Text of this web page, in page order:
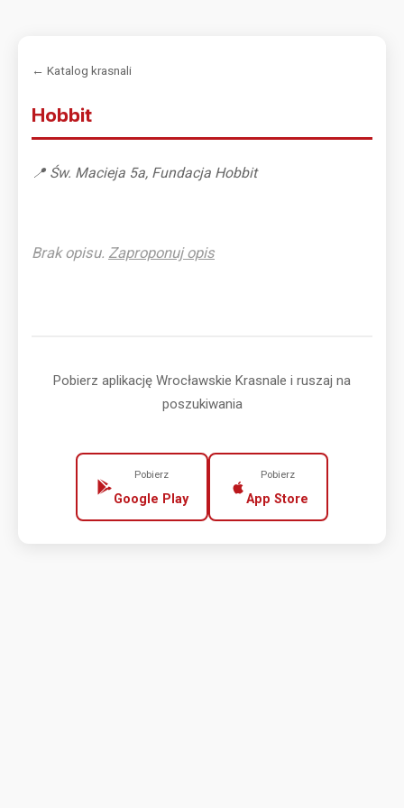
← Katalog krasnali
Hobbit
📍 Św. Macieja 5a, Fundacja Hobbit
Brak opisu. Zaproponuj opis
Pobierz aplikację Wrocławskie Krasnale i ruszaj na
poszukiwania
Pobierz
Google Play
Pobierz
App Store